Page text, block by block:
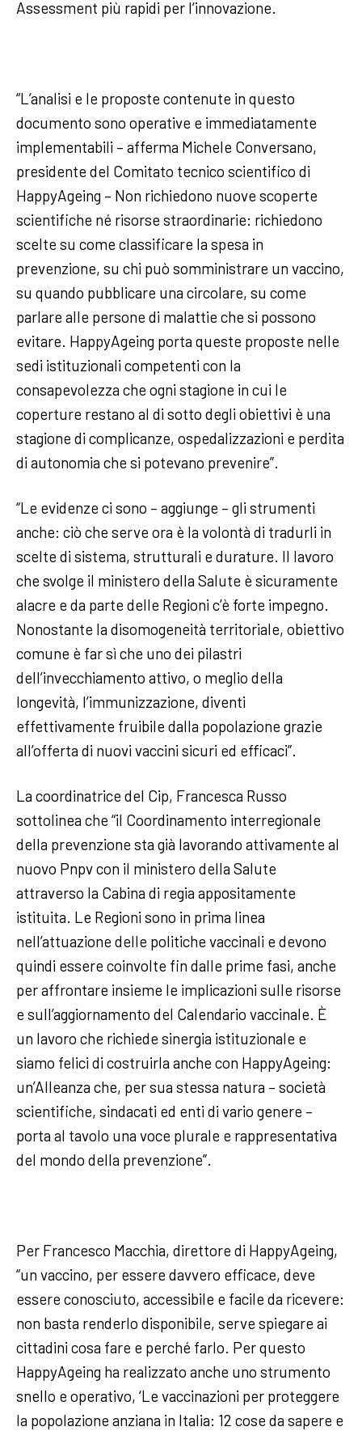
Assessment più rapidi per l’innovazione.
“L’analisi e le proposte contenute in questo
documento sono operative e immediatamente
implementabili – afferma Michele Conversano,
presidente del Comitato tecnico scientifico di
HappyAgeing – Non richiedono nuove scoperte
scientifiche né risorse straordinarie: richiedono
scelte su come classificare la spesa in
prevenzione, su chi può somministrare un vaccino,
su quando pubblicare una circolare, su come
parlare alle persone di malattie che si possono
evitare. HappyAgeing porta queste proposte nelle
sedi istituzionali competenti con la
consapevolezza che ogni stagione in cui le
coperture restano al di sotto degli obiettivi è una
stagione di complicanze, ospedalizzazioni e perdita
di autonomia che si potevano prevenire”.
“Le evidenze ci sono – aggiunge – gli strumenti
anche: ciò che serve ora è la volontà di tradurli in
scelte di sistema, strutturali e durature. Il lavoro
che svolge il ministero della Salute è sicuramente
alacre e da parte delle Regioni c’è forte impegno.
Nonostante la disomogeneità territoriale, obiettivo
comune è far sì che uno dei pilastri
dell’invecchiamento attivo, o meglio della
longevità, l’immunizzazione, diventi
effettivamente fruibile dalla popolazione grazie
all’offerta di nuovi vaccini sicuri ed efficaci”.
La coordinatrice del Cip, Francesca Russo
sottolinea che “il Coordinamento interregionale
della prevenzione sta già lavorando attivamente al
nuovo Pnpv con il ministero della Salute
attraverso la Cabina di regia appositamente
istituita. Le Regioni sono in prima linea
nell’attuazione delle politiche vaccinali e devono
quindi essere coinvolte fin dalle prime fasi, anche
per affrontare insieme le implicazioni sulle risorse
e sull’aggiornamento del Calendario vaccinale. È
un lavoro che richiede sinergia istituzionale e
siamo felici di costruirla anche con HappyAgeing:
un’Alleanza che, per sua stessa natura – società
scientifiche, sindacati ed enti di vario genere –
porta al tavolo una voce plurale e rappresentativa
del mondo della prevenzione”.
Per Francesco Macchia, direttore di HappyAgeing,
“un vaccino, per essere davvero efficace, deve
essere conosciuto, accessibile e facile da ricevere:
non basta renderlo disponibile, serve spiegare ai
cittadini cosa fare e perché farlo. Per questo
HappyAgeing ha realizzato anche uno strumento
snello e operativo, ‘Le vaccinazioni per proteggere
la popolazione anziana in Italia: 12 cose da sapere e